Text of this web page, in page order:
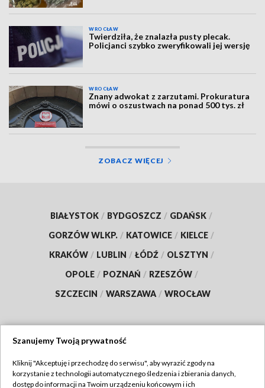
WROCŁAW
Twierdziła, że znalazła pusty plecak.
Policjanci szybko zweryfikowali jej wersję
WROCŁAW
Znany adwokat z zarzutami. Prokuratura
mówi o oszustwach na ponad 500 tys. zł
ZOBACZ WIĘCEJ
BIAŁYSTOK / BYDGOSZCZ / GDAŃSK /
GORZÓW WLKP. / KATOWICE / KIELCE /
KRAKÓW / LUBLIN / ŁÓDŹ / OLSZTYN /
OPOLE / POZNAŃ / RZESZÓW /
SZCZECIN / WARSZAWA / WROCŁAW
TVP
Szanujemy Twoją prywatność
Kliknij "Akceptuję i przechodzę do serwisu", aby wyrazić zgody na
korzystanie z technologii automatycznego śledzenia i zbierania danych,
dostęp do informacji na Twoim urządzeniu końcowym i ich